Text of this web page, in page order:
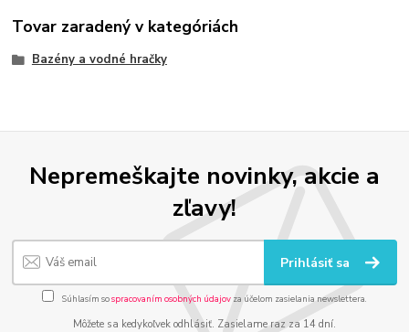
Tovar zaradený v kategóriách
Bazény a vodné hračky
Nepremeškajte novinky, akcie a
zľavy!
Prihlásiť sa
Súhlasím sospracovaním osobných údajov za účelom zasielania newslettera.
Môžete sa kedykoľvek odhlásiť. Zasielame raz za 14 dní.